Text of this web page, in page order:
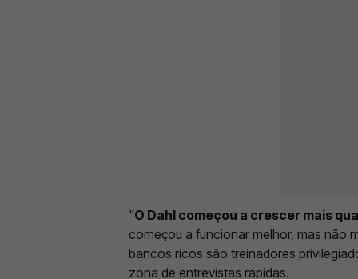
"O Dahl começou a crescer mais
começou a funcionar melhor, mas não
bancos ricos são treinadores
zona de entrevistas rápidas.